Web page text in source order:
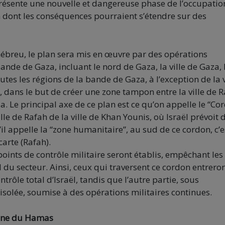
une nouvelle et dangereuse phase de
les conséquences pourraient s’étendre sur des
le plan sera mis en œuvre par des opérations
de Gaza, incluant le nord de Gaza, la ville de Gaza,
les régions de la bande de Gaza, à l’exception de la
le but de créer une zone tampon entre la ville de
Le principal axe de ce plan est ce qu’on appelle le
de Rafah de la ville de Khan Younis, où Israël prévoit
la “zone humanitaire”, au sud de ce cordon,
(Rafah).
de contrôle militaire seront établis, empêchant les
secteur. Ainsi, ceux qui traversent ce cordon
total d’Israël, tandis que l’autre partie, sous
soumise à des opérations militaires continues.
du Hamas